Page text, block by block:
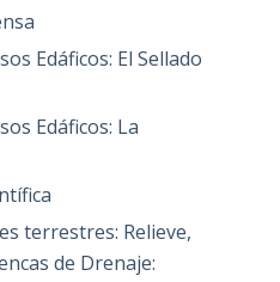
Edáficos: El Sellado
Edáficos: La
terrestres: Relieve,
de Drenaje: